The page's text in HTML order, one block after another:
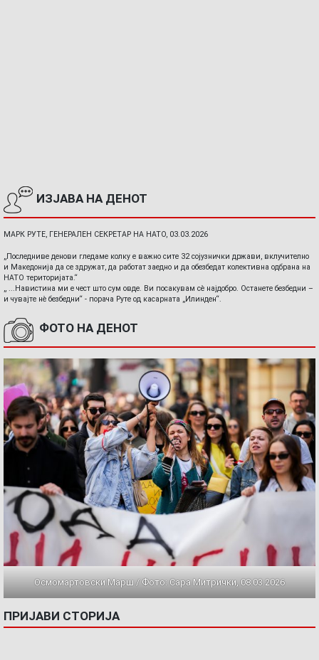
ИЗЈАВА НА ДЕНОТ
МАРК РУТЕ, ГЕНЕРАЛЕН СЕКРЕТАР НА НАТО, 03.03.2026
„Последниве денови гледаме колку е важно сите 32 сојузнички држави, вклучително
и Македонија да се здружат, да работат заедно и да обезбедат колективна одбрана на
НАТО територијата.“
„ ...Навистина ми е чест што сум овде. Ви посакувам сè најдобро. Останете безбедни –
и чувајте нè безбедни“ - порача Руте од касарната „Илинден“.
ФОТО НА ДЕНОТ
Осмомартовски Марш / Фото: Сара Митрички, 08.03.2026
ПРИЈАВИ СТОРИЈА